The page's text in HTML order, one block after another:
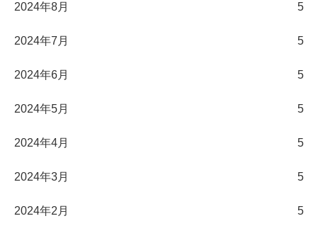
2024年8月 5
2024年7月 5
2024年6月 5
2024年5月 5
2024年4月 5
2024年3月 5
2024年2月 5